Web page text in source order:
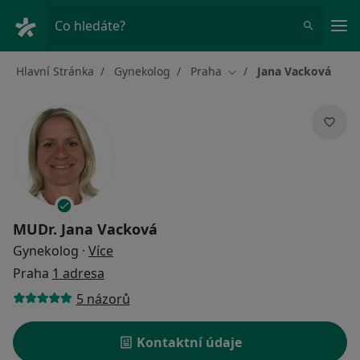
Co hledáte?
Hlavní Stránka Gynekolog Praha Změna města
Jana Vacková
MUDr. Jana Vacková
Gynekolog · Více
Praha 1 adresa
5 názorů
Kontaktní údaje